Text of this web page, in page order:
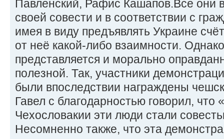
Павленский, Рафис Кашапов.Все они
своей совести и в соответствии с
имея в виду предъявлять Украине
от неё какой-либо взаимности.
представляется и морально
полезной. Так, участники
были впоследствии награждены
Гавел с благодарностью говорил, что
Чехословакии эти люди стали
Несомненно также, что эта